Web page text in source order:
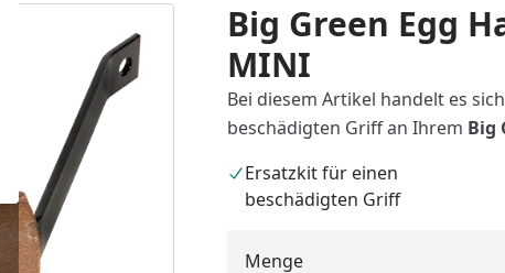
Big Green Egg
MINI
Bei diesem Artikel handelt es
beschädigten Griff an Ihrem Big
Ersatzkit für einen
beschädigten Griff
Menge